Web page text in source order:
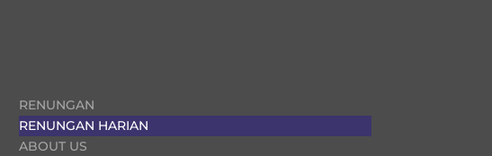
RENUNGAN
RENUNGAN HARIAN
ABOUT US